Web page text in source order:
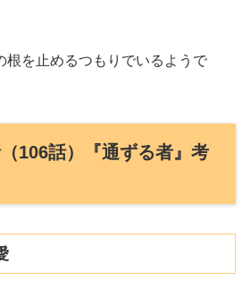
根を止めるつもりでいるようで
106話）『通ずる者』考